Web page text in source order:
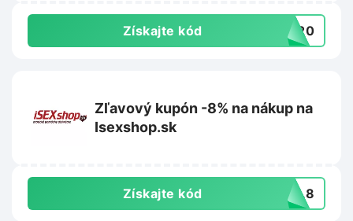
Získajte kód TO20
Zľavový kupón -8% na nákup na
Isexshop.sk
Získajte kód AFL8